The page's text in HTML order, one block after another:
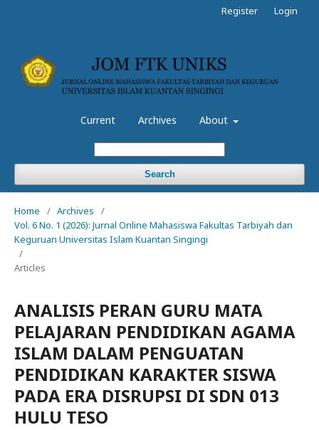
Current Archives About
Search
Register Login
Home / Archives
/
Vol. 6 No. 1 (2026): Jurnal Online Mahasiswa Fakultas Tarbiyah dan
Keguruan Universitas Islam Kuantan Singingi
/
Articles
ANALISIS PERAN GURU MATA
PELAJARAN PENDIDIKAN AGAMA
ISLAM DALAM PENGUATAN
PENDIDIKAN KARAKTER SISWA
PADA ERA DISRUPSI DI SDN 013
HULU TESO